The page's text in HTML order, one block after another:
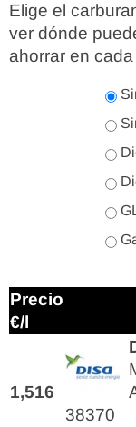
Elige el
ver dónde
ahorrar en
Precio
€/l
1,516
38370